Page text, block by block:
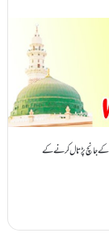
کے جانچ پڑتال کرنے کے